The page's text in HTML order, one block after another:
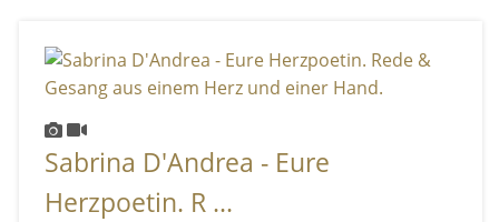
Sabrina D'Andrea - Eure
Herzpoetin. R ...